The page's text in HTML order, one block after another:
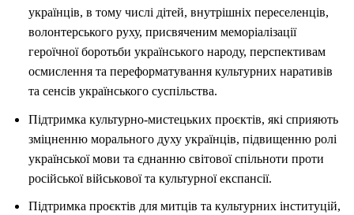
українців, в тому числі дітей, внутрішніх переселенців,
волонтерського руху, присвяченим меморіалізації
героїчної боротьби українського народу, перспективам
осмислення та переформатування культурних наративів
та сенсів українського суспільства.
Підтримка культурно-мистецьких проєктів, які сприяють
зміцненню морального духу українців, підвищенню ролі
української мови та єднанню світової спільноти проти
російської військової та культурної експансії.
Підтримка проєктів для митців та культурних інституцій,